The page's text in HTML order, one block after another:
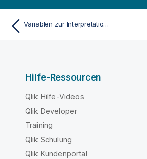
Variablen zur Interpretation von Zahlen
Hilfe-Ressourcen
Qlik Hilfe-Videos
Qlik Developer
Training
Qlik Schulung
Qlik Kundenportal